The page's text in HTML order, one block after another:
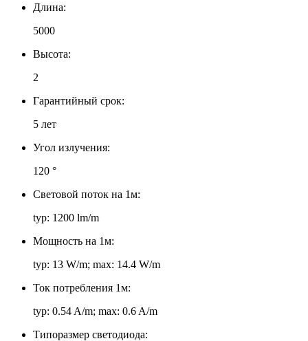
Длина:
5000
Высота:
2
Гарантийный срок:
5 лет
Угол излучения:
120 °
Световой поток на 1м:
typ: 1200 lm/m
Мощность на 1м:
typ: 13 W/m; max: 14.4 W/m
Ток потребления 1м:
typ: 0.54 A/m; max: 0.6 A/m
Типоразмер светодиода: